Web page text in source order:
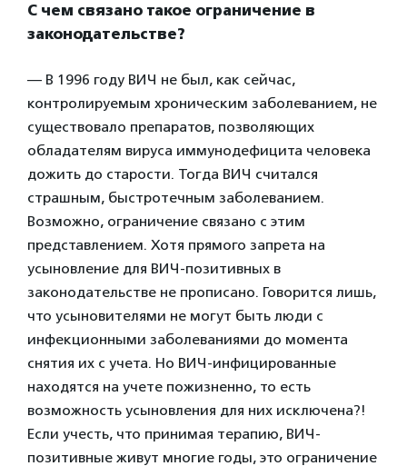
С чем связано такое ограничение в
законодательстве?
— В 1996 году ВИЧ не был, как сейчас,
контролируемым хроническим заболеванием, не
существовало препаратов, позволяющих
обладателям вируса иммунодефицита человека
дожить до старости. Тогда ВИЧ считался
страшным, быстротечным заболеванием.
Возможно, ограничение связано с этим
представлением. Хотя прямого запрета на
усыновление для ВИЧ-позитивных в
законодательстве не прописано. Говорится лишь,
что усыновителями не могут быть люди с
инфекционными заболеваниями до момента
снятия их с учета. Но ВИЧ-инфицированные
находятся на учете пожизненно, то есть
возможность усыновления для них исключена?!
Если учесть, что принимая терапию, ВИЧ-
позитивные живут многие годы, это ограничение